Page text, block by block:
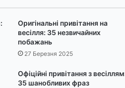
Оригінальні привітання на
весілля: 35 незвичайних
побажань
27 Березня 2025
Офіційні привітання з
35 шанобливих фраз